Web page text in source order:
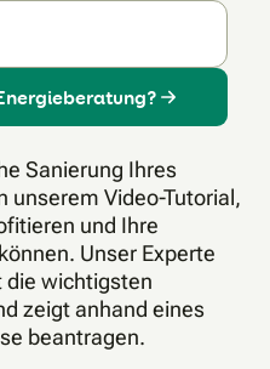
Sanierung Ihres
unserem Video-Tutorial,
und Ihre
Unser Experte
die wichtigsten
zeigt anhand eines
beantragen.